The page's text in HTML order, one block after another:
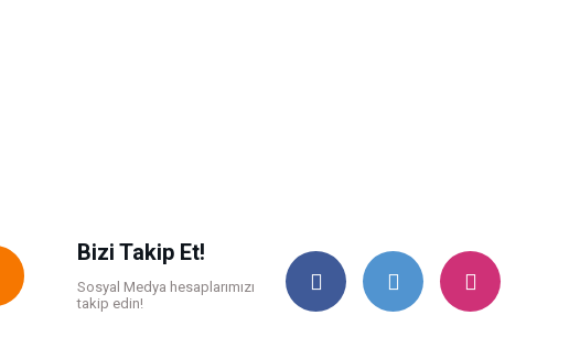
Bizi Takip Et!
Sosyal Medya hesaplarımızı
takip edin!